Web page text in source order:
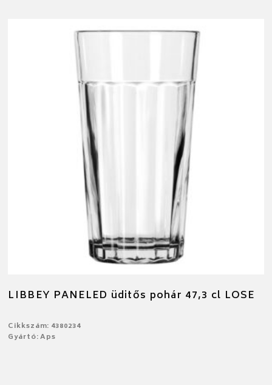
LIBBEY PANELED üditős pohár 47,3 cl LOSE
Cikkszám: 4380234
Gyártó: Aps